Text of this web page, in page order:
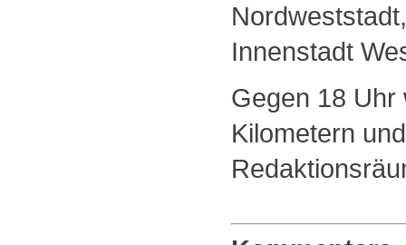
Innenstadt
Gegen 18 Uhr
Kilometern